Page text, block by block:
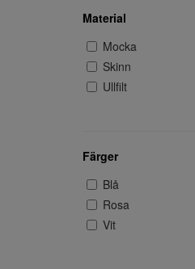
Material
Mocka
Skinn
Ullfilt
Färger
Blå
Rosa
Vit